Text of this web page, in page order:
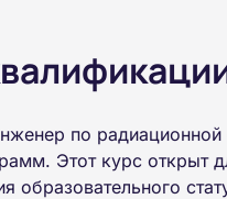
по
Этот курс открыт
образовательного